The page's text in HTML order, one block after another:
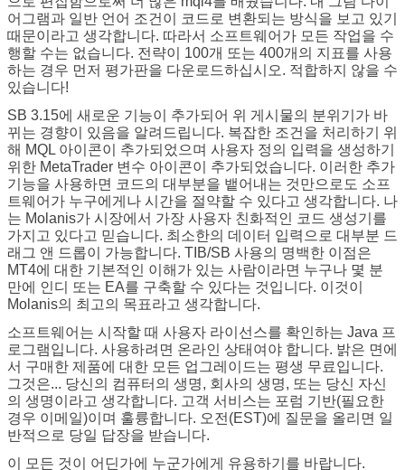
어그램과 일반 언어 조건이 코드로 변환되는 방식을 보고 있기
때문이라고 생각합니다. 따라서 소프트웨어가 모든 작업을 수
행할 수는 없습니다. 전략이 100개 또는 400개의 지표를 사용
하는 경우 먼저 평가판을 다운로드하십시오. 적합하지 않을 수
있습니다!
SB 3.15에 새로운 기능이 추가되어 위 게시물의 분위기가 바
뀌는 경향이 있음을 알려드립니다. 복잡한 조건을 처리하기 위
해 MQL 아이콘이 추가되었으며 사용자 정의 입력을 생성하기
위한 MetaTrader 변수 아이콘이 추가되었습니다. 이러한 추가
기능을 사용하면 코드의 대부분을 뱉어내는 것만으로도 소프
트웨어가 누구에게나 시간을 절약할 수 있다고 생각합니다. 나
는 Molanis가 시장에서 가장 사용자 친화적인 코드 생성기를
가지고 있다고 믿습니다. 최소한의 데이터 입력으로 대부분 드
래그 앤 드롭이 가능합니다. TIB/SB 사용의 명백한 이점은
MT4에 대한 기본적인 이해가 있는 사람이라면 누구나 몇 분
만에 인디 또는 EA를 구축할 수 있다는 것입니다. 이것이
Molanis의 최고의 목표라고 생각합니다.
소프트웨어는 시작할 때 사용자 라이선스를 확인하는 Java 프
로그램입니다. 사용하려면 온라인 상태여야 합니다. 밝은 면에
서 구매한 제품에 대한 모든 업그레이드는 평생 무료입니다.
그것은... 당신의 컴퓨터의 생명, 회사의 생명, 또는 당신 자신
의 생명이라고 생각합니다. 고객 서비스는 포럼 기반(필요한
경우 이메일)이며 훌륭합니다. 오전(EST)에 질문을 올리면 일
반적으로 당일 답장을 받습니다.
이 모든 것이 어딘가에 누군가에게 유용하기를 바랍니다.